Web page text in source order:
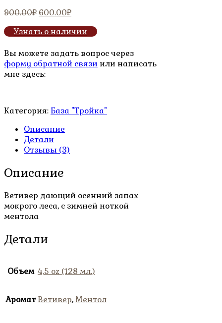
900.00₽ Первоначальная
составляла
600.00₽Текущая
600.00₽.
Узнать о наличии
Вы можете задать вопрос через
форму обратной связи или написать
мне здесь:
Категория:База "Тройка"
Описание
Детали
Отзывы (3)
Описание
Ветивер дающий осенний запах
мокрого леса, с зимней ноткой
ментола
Детали
Объем 4,5 oz (128 мл.)
АроматВетивер,Ментол